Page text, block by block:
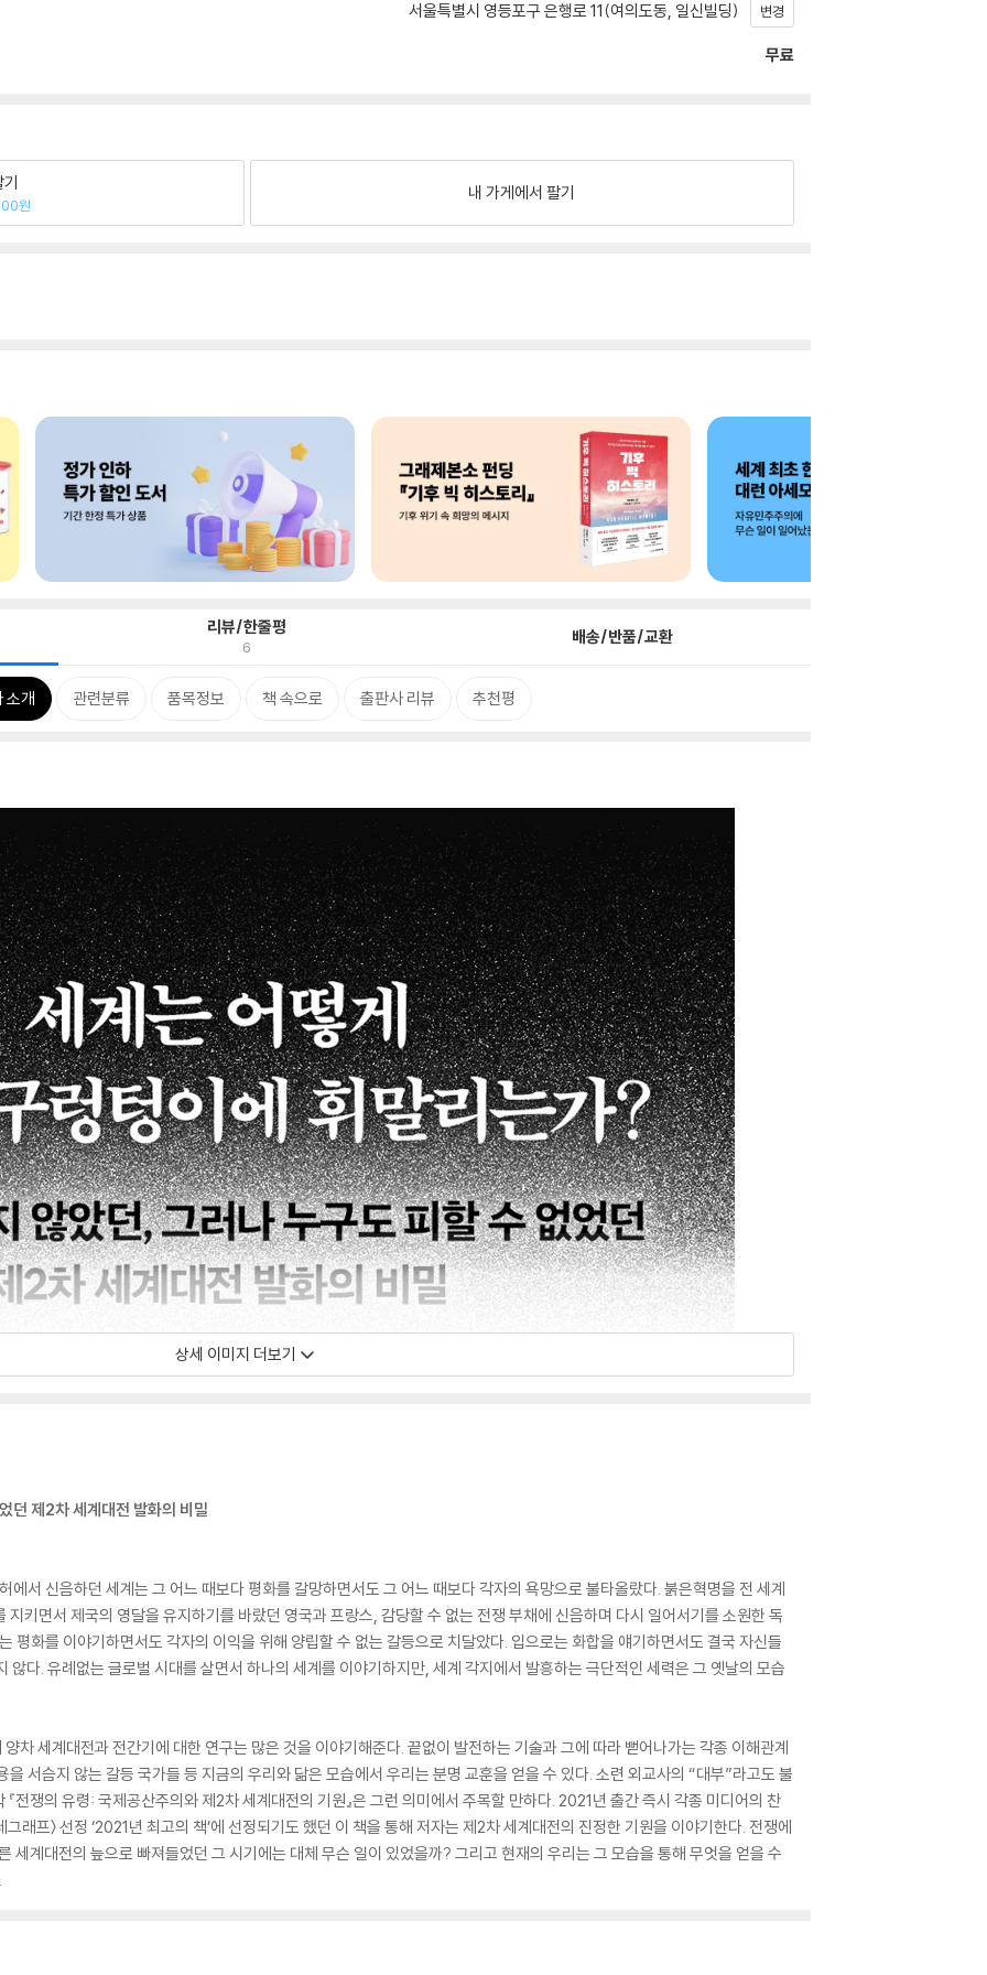
서울특별시 영등포구 은행로 11(여의도동, 일신빌딩) 변경
무료
원
내 가게에서 팔기
리뷰/한줄평
6 배송/반품/교환
소개 관련분류 품목정보 책 속으로 출판사 리뷰 추천평
상세 이미지 더보기
던 제2차 세계대전 발화의 비밀
에서 신음하던 세계는 그 어느 때보다 평화를 갈망하면서도 그 어느 때보다 각자의 욕망으로 불타올랐다. 붉은혁명을 전 세계
키면서 제국의 영달을 유지하기를 바랐던 영국과 프랑스, 감당할 수 없는 전쟁 부채에 신음하며 다시 일어서기를 소원한 독
평화를 이야기하면서도 각자의 이익을 위해 양립할 수 없는 갈등으로 치달았다. 입으로는 화합을 얘기하면서도 결국 자신들
않다. 유례없는 글로벌 시대를 살면서 하나의 세계를 이야기하지만, 세계 각지에서 발흥하는 극단적인 세력은 그 옛날의 모습
차 세계대전과 전간기에 대한 연구는 많은 것을 이야기해준다. 끝없이 발전하는 기술과 그에 따라 뻗어나가는 각종 이해관계
서슴지 않는 갈등 국가들 등 지금의 우리와 닮은 모습에서 우리는 분명 교훈을 얻을 수 있다. 소련 외교사의 “대부”라고도 불
전쟁의 유령: 국제공산주의와 제2차 세계대전의 기원』은 그런 의미에서 주목할 만하다. 2021년 출간 즉시 각종 미디어의 찬
그래프〉 선정 ‘2021년 최고의 책’에 선정되기도 했던 이 책을 통해 저자는 제2차 세계대전의 진정한 기원을 이야기한다. 전쟁에
세계대전의 늪으로 빠져들었던 그 시기에는 대체 무슨 일이 있었을까? 그리고 현재의 우리는 그 모습을 통해 무엇을 얻을 수